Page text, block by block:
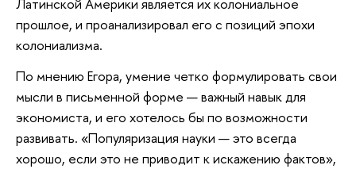
прошлое, и проанализировал его с позиций эпохи
колониализма.
По мнению Егора, умение четко формулировать свои
мысли в письменной форме — важный навык для
экономиста, и его хотелось бы по возможности
развивать. «Популяризация науки — это всегда
хорошо, если это не приводит к искажению фактов»,